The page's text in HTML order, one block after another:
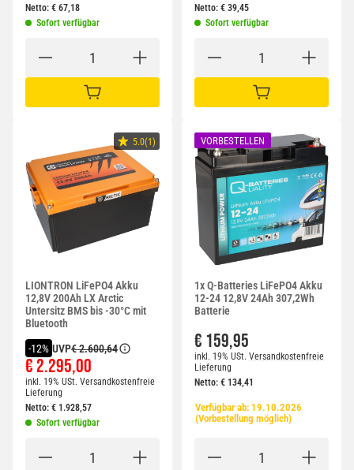
Netto: € 67,18
Sofort verfügbar
IN DEN WARENKORB
Netto: € 39,45
Sofort verfügbar
IN DEN WARENKORB
5.0(1)
LIONTRON LiFePO4 Akku
12,8V 200Ah LX Arctic
Untersitz BMS bis -30°C mit
Bluetooth
-12% UVP€ 2.600,64
€ 2.295,00
inkl. 19% USt. Versandkostenfreie
Lieferung
Netto: € 1.928,57
Sofort verfügbar
VORBESTELLEN
1x Q-Batteries LiFePO4 Akku
12-24 12,8V 24Ah 307,2Wh
Batterie
€ 159,95
inkl. 19% USt. Versandkostenfreie
Lieferung
Netto: € 134,41
Verfügbar ab: 19.10.2026
(Vorbestellung möglich)